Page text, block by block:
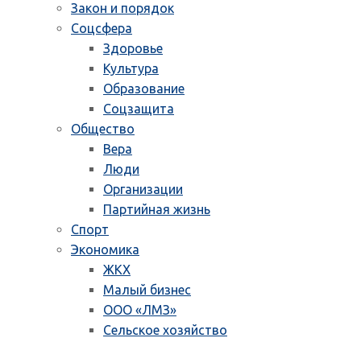
Закон и порядок
Соцсфера
Здоровье
Культура
Образование
Соцзащита
Общество
Вера
Люди
Организации
Партийная жизнь
Спорт
Экономика
ЖКХ
Малый бизнес
ООО «ЛМЗ»
Сельское хозяйство